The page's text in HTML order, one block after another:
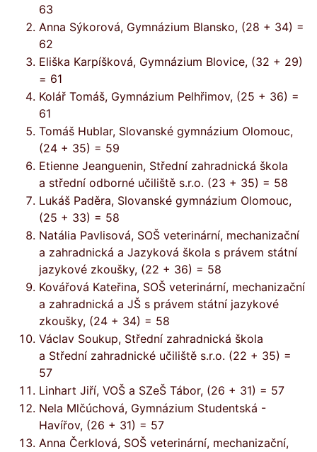
63
Anna Sýkorová, Gymnázium Blansko, (28 + 34) =
62
Eliška Karpíšková, Gymnázium Blovice, (32 + 29)
= 61
Kolář Tomáš, Gymnázium Pelhřimov, (25 + 36) =
61
Tomáš Hublar, Slovanské gymnázium Olomouc,
(24 + 35) = 59
Etienne Jeanguenin, Střední zahradnická škola
a střední odborné učiliště s.r.o. (23 + 35) = 58
Lukáš Paděra, Slovanské gymnázium Olomouc,
(25 + 33) = 58
Natália Pavlisová, SOŠ veterinární, mechanizační
a zahradnická a Jazyková škola s právem státní
jazykové zkoušky, (22 + 36) = 58
Kovářová Kateřina, SOŠ veterinární, mechanizační
a zahradnická a JŠ s právem státní jazykové
zkoušky, (24 + 34) = 58
Václav Soukup, Střední zahradnická škola
a Střední zahradnické učiliště s.r.o. (22 + 35) =
57
Linhart Jiří, VOŠ a SZeŠ Tábor, (26 + 31) = 57
Nela Mlčúchová, Gymnázium Studentská -
Havířov, (26 + 31) = 57
Anna Čerklová, SOŠ veterinární, mechanizační,